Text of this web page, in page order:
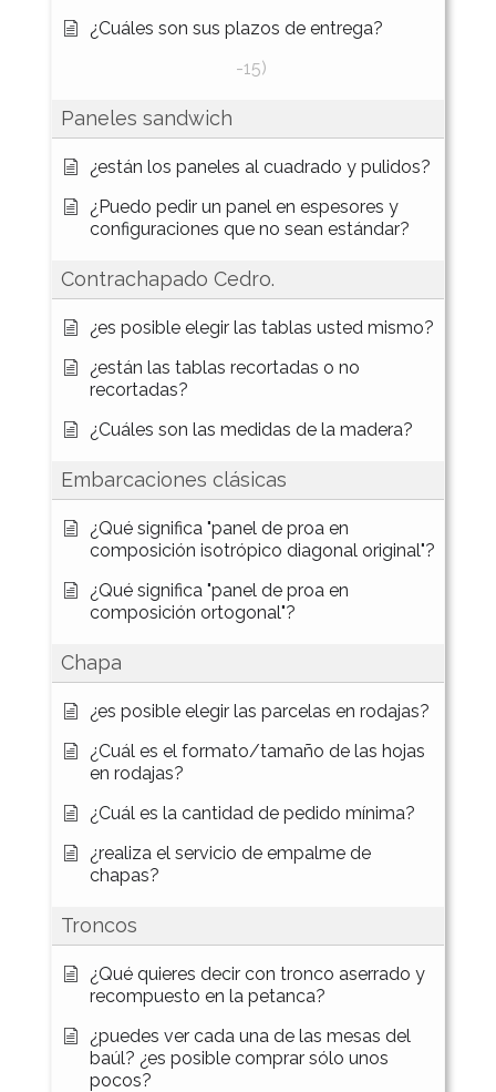
¿Cuáles son sus plazos de entrega?
-15)
Paneles sandwich
¿están los paneles al cuadrado y pulidos?
¿Puedo pedir un panel en espesores y
configuraciones que no sean estándar?
Contrachapado Cedro.
¿es posible elegir las tablas usted mismo?
¿están las tablas recortadas o no
recortadas?
¿Cuáles son las medidas de la madera?
Embarcaciones clásicas
¿Qué significa "panel de proa en
composición isotrópico diagonal original"?
¿Qué significa "panel de proa en
composición ortogonal"?
Chapa
¿es posible elegir las parcelas en rodajas?
¿Cuál es el formato/tamaño de las hojas
en rodajas?
¿Cuál es la cantidad de pedido mínima?
¿realiza el servicio de empalme de
chapas?
Troncos
¿Qué quieres decir con tronco aserrado y
recompuesto en la petanca?
¿puedes ver cada una de las mesas del
baúl? ¿es posible comprar sólo unos
pocos?